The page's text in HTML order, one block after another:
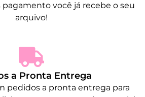
pagamento você já recebe o seu
arquivo!
a Pronta Entrega
pedidos a pronta entrega para